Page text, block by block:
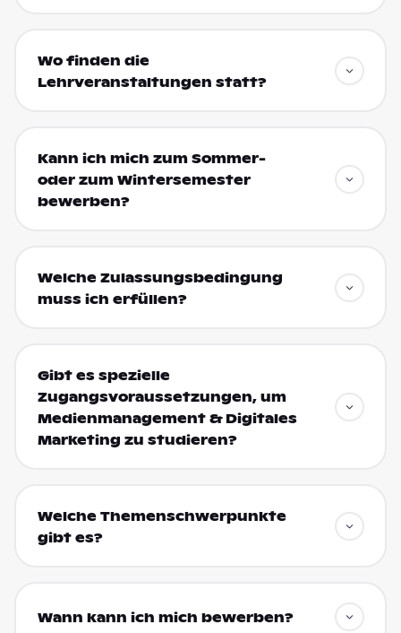
Wo finden die
Lehrveranstaltungen statt?
Kann ich mich zum Sommer-
oder zum Wintersemester
bewerben?
Welche Zulassungsbedingung
muss ich erfüllen?
Gibt es spezielle
Zugangsvoraussetzungen, um
Medienmanagement & Digitales
Marketing zu studieren?
Welche Themenschwerpunkte
gibt es?
Wann kann ich mich bewerben?